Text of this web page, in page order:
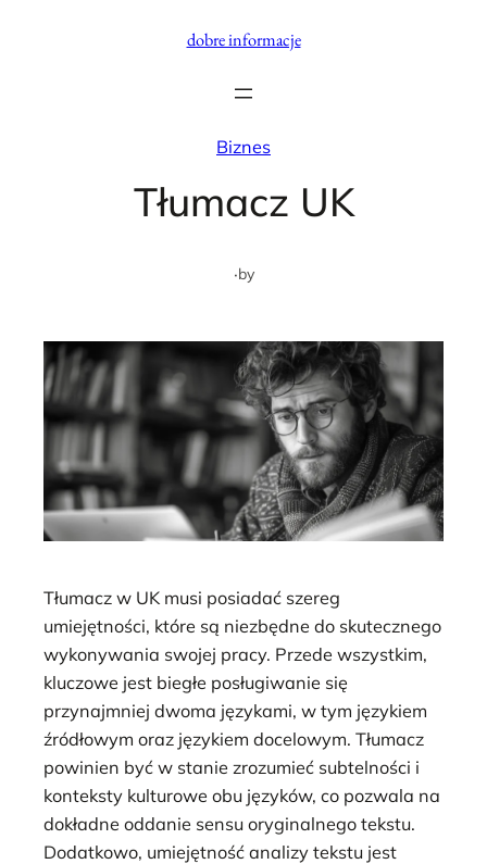
dobre informacje
Biznes
Tłumacz UK
·by
Tłumacz w UK musi posiadać szereg
umiejętności, które są niezbędne do skutecznego
wykonywania swojej pracy. Przede wszystkim,
kluczowe jest biegłe posługiwanie się
przynajmniej dwoma językami, w tym językiem
źródłowym oraz językiem docelowym. Tłumacz
powinien być w stanie zrozumieć subtelności i
konteksty kulturowe obu języków, co pozwala na
dokładne oddanie sensu oryginalnego tekstu.
Dodatkowo, umiejętność analizy tekstu jest